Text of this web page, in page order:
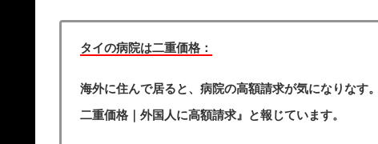
タイの病院は二重価格：
海外に住んで居ると、病院の高額請求が気になりなす
二重価格｜外国人に高額請求』と報じています。